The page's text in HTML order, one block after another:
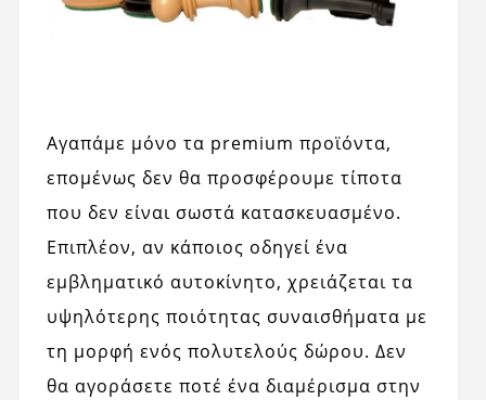
Αγαπάμε μόνο τα premium προϊόντα,
επομένως δεν θα προσφέρουμε τίποτα
που δεν είναι σωστά κατασκευασμένο.
Επιπλέον, αν κάποιος οδηγεί ένα
εμβληματικό αυτοκίνητο, χρειάζεται τα
υψηλότερης ποιότητας συναισθήματα με
τη μορφή ενός πολυτελούς δώρου. Δεν
θα αγοράσετε ποτέ ένα διαμέρισμα στην